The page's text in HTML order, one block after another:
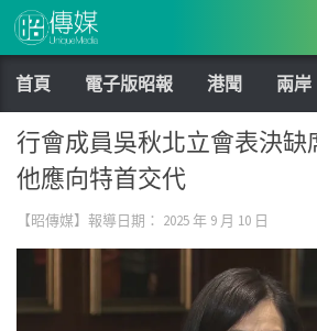
Skip to content
首頁 電子版昭報 港聞 兩岸
行會成員吳秋北立會表決
他應向特首交代
【昭傳媒】報導日期： 2025 年 9 月 10 日